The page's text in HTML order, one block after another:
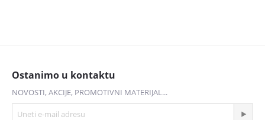
Ostanimo u kontaktu
NOVOSTI, AKCIJE, PROMOTIVNI MATERIJAL...